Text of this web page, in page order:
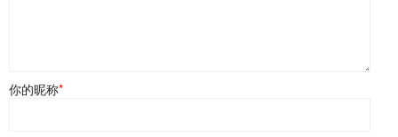
你的昵称*